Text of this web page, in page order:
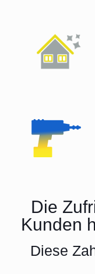
Die
Kunden
Diese